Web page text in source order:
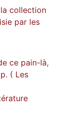
collection
par les
ce pain-là,
( Les